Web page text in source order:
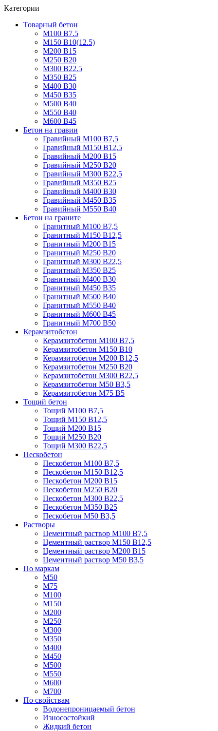
Категории
Товарный бетон
М100 В7.5
М150 В10(12.5)
М200 В15
М250 В20
М300 В22.5
М350 В25
М400 В30
М450 В35
М500 В40
М550 В40
М600 В45
Бетон на гравии
Гравийный М100 В7,5
Гравийный М150 В12,5
Гравийный М200 В15
Гравийный М250 В20
Гравийный М300 В22,5
Гравийный М350 В25
Гравийный М400 В30
Гравийный М450 В35
Гравийный М550 В40
Бетон на граните
Гранитный М100 В7,5
Гранитный М150 В12,5
Гранитный М200 В15
Гранитный М250 В20
Гранитный М300 В22,5
Гранитный М350 В25
Гранитный М400 В30
Гранитный М450 В35
Гранитный М500 В40
Гранитный М550 В40
Гранитный М600 В45
Гранитный М700 В50
Керамзитобетон
Керамзитобетон М100 В7,5
Керамзитобетон М150 В10
Керамзитобетон М200 В12,5
Керамзитобетон М250 В20
Керамзитобетон М300 В22,5
Керамзитобетон М50 В3,5
Керамзитобетон М75 В5
Тощий бетон
Тощий М100 В7,5
Тощий М150 В12,5
Тощий М200 В15
Тощий М250 В20
Тощий М300 В22,5
Пескобетон
Пескобетон М100 В7,5
Пескобетон М150 В12,5
Пескобетон М200 В15
Пескобетон М250 В20
Пескобетон М300 В22,5
Пескобетон М350 В25
Пескобетон М50 В3,5
Растворы
Цементный раствор М100 В7,5
Цементный раствор М150 В12,5
Цементный раствор М200 В15
Цементный раствор М50 В3,5
По маркам
М50
М75
М100
М150
М200
М250
М300
М350
М400
М450
М500
М550
М600
М700
По свойствам
Водонепроницаемый бетон
Износостойкий
Жидкий бетон